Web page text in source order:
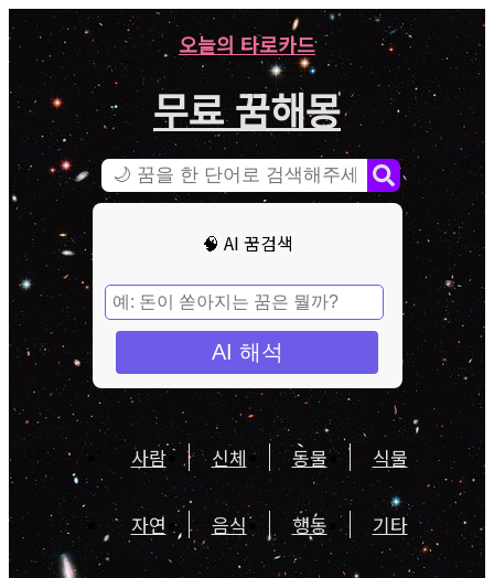
오늘의 타로카드
무료 꿈해몽
🧠 AI 꿈검색
AI 해석
사람 신체 동물 식물
자연 음식 행동 기타